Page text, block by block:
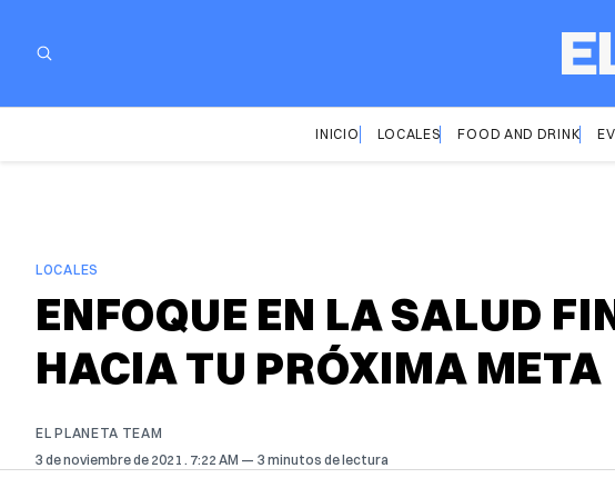
INICIO LOCALES FOOD AND DRINK
LOCALES
ENFOQUE EN LA SALUD
HACIA TU PRÓXIMA META
EL PLANETA TEAM
3 de noviembre de 2021 . 7:22 AM 3 minutos de lectura